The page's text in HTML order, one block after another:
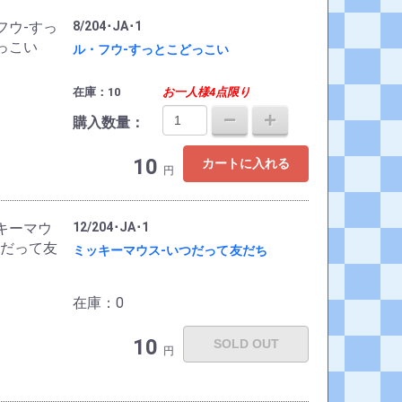
8/204･JA･1
ル・フウ-すっとこどっこい
在庫：10 お一人様4点限り
購入数量：
10 円 カートに入れる
12/204･JA･1
ミッキーマウス-いつだって友だち
在庫：0
10 円 SOLD OUT